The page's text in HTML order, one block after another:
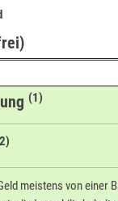
(1)
meistens von